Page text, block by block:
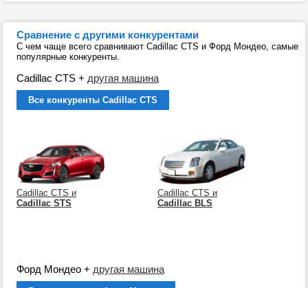
Сравнение с другими конкурентами
С чем чаще всего сравнивают Cadillac CTS и Форд Мондео, самые
популярные конкуренты.
Cadillac CTS + другая машина
Все конкуренты Cadillac CTS
Cadillac CTS и
Cadillac STS
Cadillac CTS и
Cadillac BLS
Форд Мондео + другая машина